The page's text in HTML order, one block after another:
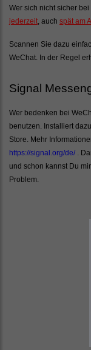
Wer sich nicht sicher
jederzeit , auch spät am
Scannen Sie dazu
WeChat. In der Regel
Signal
Wer bedenken bei
benutzen. Installiert
Store. Mehr
https://signal.org/de/ .
und schon kannst Du
Problem.